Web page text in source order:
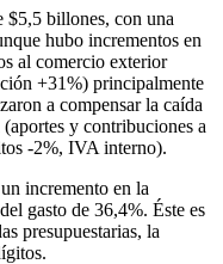
$5,5 billones, con una
hubo incrementos en
al comercio exterior
+31%) principalmente
a compensar la caída
y contribuciones a
-2%, IVA interno).
incremento en la
gasto de 36,4%. Éste es
presupuestarias, la